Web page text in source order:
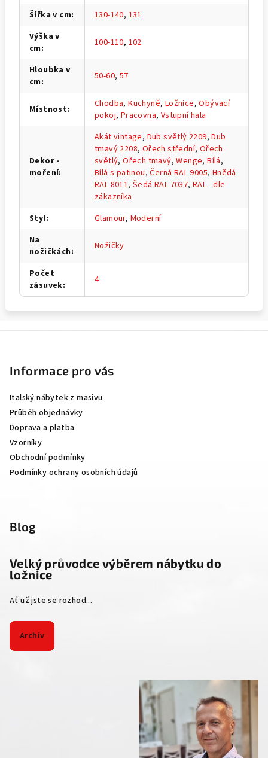
Šířka v cm: 130-140, 131
Výška v
cm: 100-110, 102
Hloubka v
cm: 50-60, 57
Místnost: Chodba,Kuchyně, Ložnice,Obývací
pokoj, Pracovna, Vstupní hala
Dekor -
moření:
Akát vintage, Dub světlý 2209,Dub
tmavý 2208, Ořech střední, Ořech
světlý,Ořech tmavý,Wenge,Bílá,
Bílá s patinou,Černá RAL 9005, Hnědá
RAL 8011,Šedá RAL 7037,RAL - dle
zákazníka
Styl: Glamour, Moderní
Na
nožičkách: Nožičky
Počet
zásuvek: 4
Informace pro vás
Italský nábytek z masivu
Průběh objednávky
Doprava a platba
Vzorníky
Obchodní podmínky
Podmínky ochrany osobních údajů
Blog
Velký průvodce výběrem nábytku do
ložnice
Ať už jste se rozhod...
Archiv